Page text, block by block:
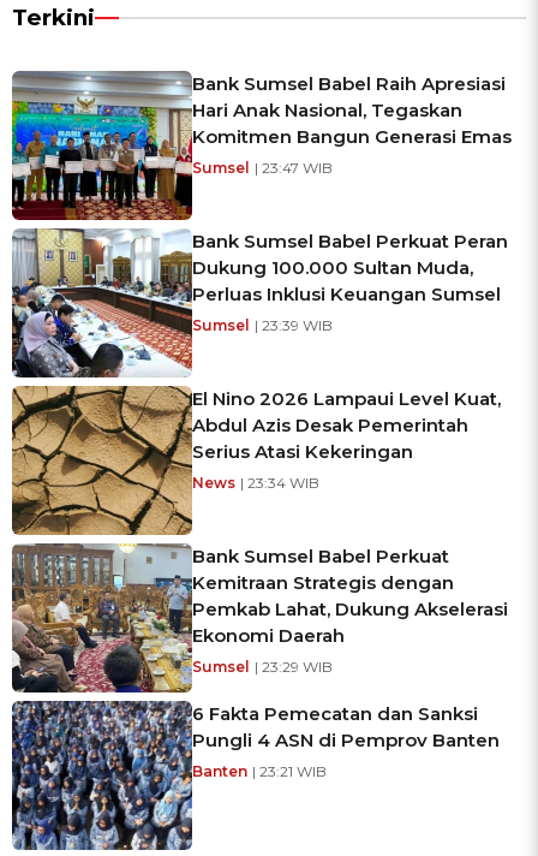
Terkini
Bank Sumsel Babel Raih Apresiasi
Hari Anak Nasional, Tegaskan
Komitmen Bangun Generasi Emas
Sumsel | 23:47 WIB
Bank Sumsel Babel Perkuat Peran
Dukung 100.000 Sultan Muda,
Perluas Inklusi Keuangan Sumsel
Sumsel | 23:39 WIB
El Nino 2026 Lampaui Level Kuat,
Abdul Azis Desak Pemerintah
Serius Atasi Kekeringan
News | 23:34 WIB
Bank Sumsel Babel Perkuat
Kemitraan Strategis dengan
Pemkab Lahat, Dukung Akselerasi
Ekonomi Daerah
Sumsel | 23:29 WIB
6 Fakta Pemecatan dan Sanksi
Pungli 4 ASN di Pemprov Banten
Banten | 23:21 WIB